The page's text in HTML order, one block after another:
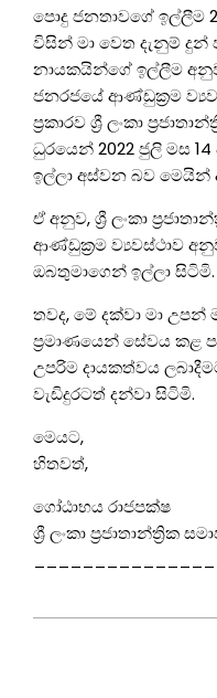
පොදු ජනතාවගේ ඉල්ලීම
විසින් මා වෙත දැනුම්
නායකයින්ගේ ඉල්ලීම අනුව
ජනරජයේ ආණ්ඩුක්‍රම
ප්‍රකාරව ශ්‍රී ලංකා
ධුරයෙන් 2022 ජුලි මස
ඉල්ලා අස්වන බව මෙයින්
ඒ අනුව, ශ්‍රී ලංකා
ආණ්ඩුක්‍රම ව්‍යවස්ථාව
ඔබතුමාගෙන් ඉල්ලා සිටිමි.
තවද, මේ දක්වා මා
ප්‍රමාණයෙන් සේවය කළ
උපරිම දායකත්වය
වැඩිදුරටත් දන්වා සිටිමි.
මෙයට,
හිතවත්,
ගෝඨාභය රාජපක්ෂ
ශ්‍රී ලංකා ප්‍රජාතාන්ත්‍රික